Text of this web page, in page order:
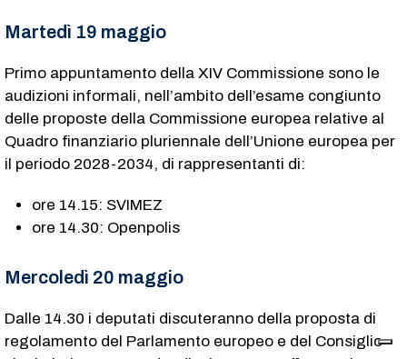
Martedì 19 maggio
Primo appuntamento della XIV Commissione sono le
audizioni informali, nell’ambito dell’esame congiunto
delle proposte della Commissione europea relative al
Quadro finanziario pluriennale dell’Unione europea per
il periodo 2028-2034, di rappresentanti di:
ore 14.15: SVIMEZ
ore 14.30: Openpolis
Mercoledì 20 maggio
Dalle 14.30 i deputati discuteranno della proposta di
regolamento del Parlamento europeo e del Consiglio